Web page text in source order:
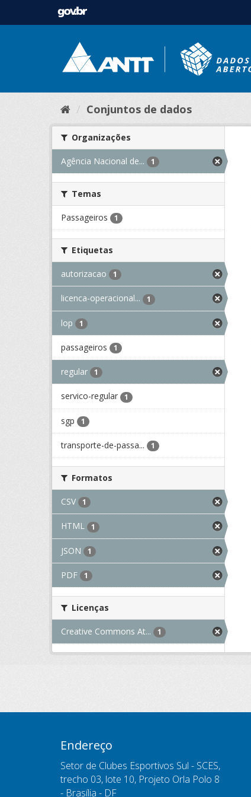
Conjuntos de dados
Organizações
Agência Nacional de... 1
Temas
Passageiros 1
Etiquetas
autorizacao 1
licenca-operacional... 1
lop 1
passageiros 1
regular 1
servico-regular 1
sgp 1
transporte-de-passa... 1
Formatos
CSV 1
HTML 1
JSON 1
PDF 1
Licenças
Creative Commons At... 1
Endereço
Setor de Clubes Esportivos Sul - SCES,
trecho 03, lote 10, Projeto Orla Polo 8
- Brasília - DF